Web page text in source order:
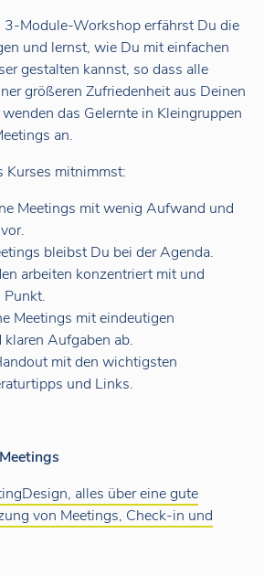
3-Module-Workshop erfährst Du die
und lernst, wie Du mit einfachen
gestalten kannst, so dass alle
größeren Zufriedenheit aus Deinen
das Gelernte in Kleingruppen
an.
Kurses mitnimmst:
Meetings mit wenig Aufwand und
bleibst Du bei der Agenda.
arbeiten konzentriert mit und
Punkt.
Meetings mit eindeutigen
klaren Aufgaben ab.
mit den wichtigsten
und Links.
alles über eine gute
von Meetings, Check-in und